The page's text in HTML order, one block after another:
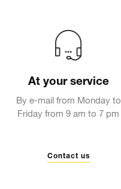
At your service
By e-mail from Monday to
Friday from 9 am to 7 pm
Contact us